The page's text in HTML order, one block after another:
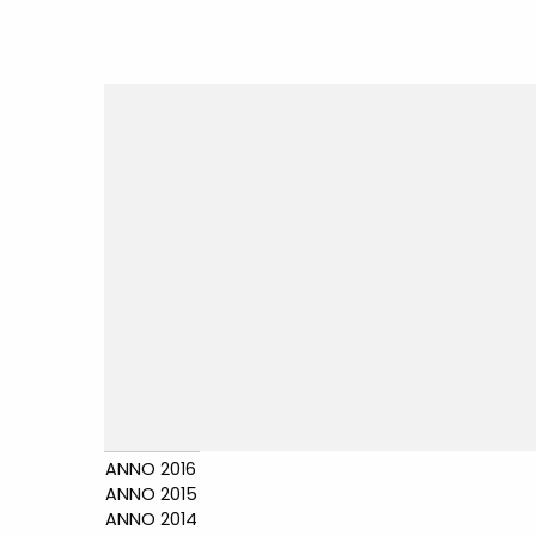
ANNO 2016
ANNO 2015
ANNO 2014